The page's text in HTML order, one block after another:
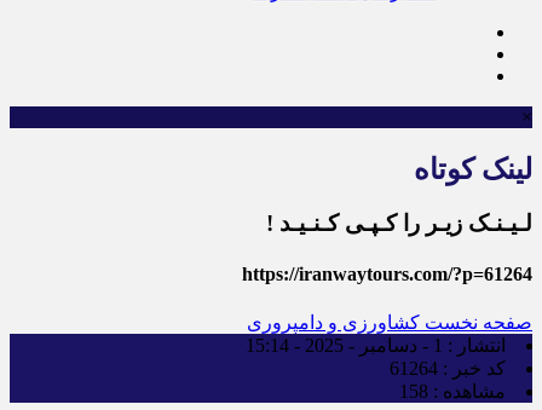
×
لینک کوتاه
لـیـنـک زیـر را کـپـی کـنـیـد !
https://iranwaytours.com/?p=61264
صفحه نخست کشاورزی و دامپروری
انتشار : 1 - دسامبر - 2025 - 15:14
کد خبر : 61264
مشاهده : 158